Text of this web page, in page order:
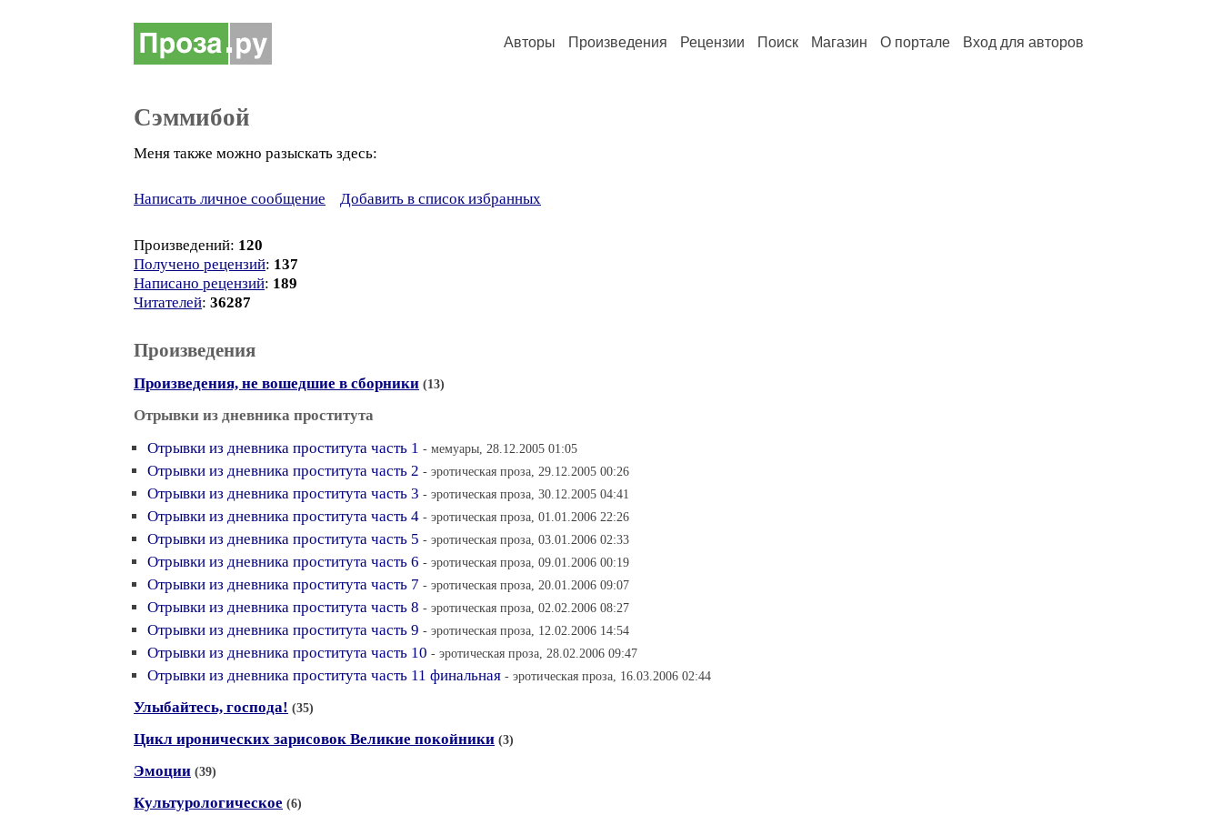
Авторы Произведения Рецензии Поиск Магазин О портале Вход для авторов
Сэммибой
Меня также можно разыскать здесь:
Написать личное сообщение Добавить в список избранных
Произведений: 120
Получено рецензий: 137
Написано рецензий: 189
Читателей: 36287
Произведения
Произведения, не вошедшие в сборники (13)
Отрывки из дневника проститута
Отрывки из дневника проститута часть 1 - мемуары, 28.12.2005 01:05
Отрывки из дневника проститута часть 2 - эротическая проза, 29.12.2005 00:26
Отрывки из дневника проститута часть 3 - эротическая проза, 30.12.2005 04:41
Отрывки из дневника проститута часть 4 - эротическая проза, 01.01.2006 22:26
Отрывки из дневника проститута часть 5 - эротическая проза, 03.01.2006 02:33
Отрывки из дневника проститута часть 6 - эротическая проза, 09.01.2006 00:19
Отрывки из дневника проститута часть 7 - эротическая проза, 20.01.2006 09:07
Отрывки из дневника проститута часть 8 - эротическая проза, 02.02.2006 08:27
Отрывки из дневника проститута часть 9 - эротическая проза, 12.02.2006 14:54
Отрывки из дневника проститута часть 10 - эротическая проза, 28.02.2006 09:47
Отрывки из дневника проститута часть 11 финальная - эротическая проза, 16.03.2006 02:44
Улыбайтесь, господа! (35)
Цикл иронических зарисовок Великие покойники (3)
Эмоции (39)
Культурологическое (6)